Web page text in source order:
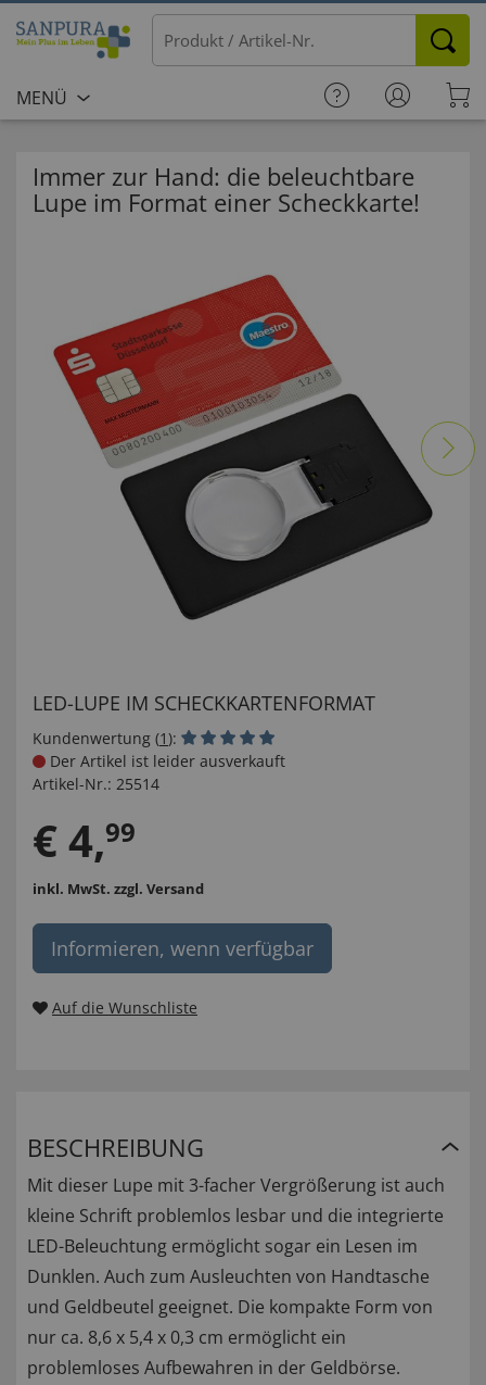
MENÜ
Immer zur Hand: die beleuchtbare
Lupe im Format einer Scheckkarte!
LED-LUPE IM SCHECKKARTENFORMAT
Kundenwertung (1):
Der Artikel ist leider ausverkauft
Artikel-Nr.: 25514
€4,99
inkl. MwSt. zzgl. Versand
Informieren, wenn verfügbar
Auf die Wunschliste
BESCHREIBUNG
Mit dieser Lupe mit 3-facher Vergrößerung ist auch
kleine Schrift problemlos lesbar und die integrierte
LED-Beleuchtung ermöglicht sogar ein Lesen im
Dunklen. Auch zum Ausleuchten von Handtasche
und Geldbeutel geeignet. Die kompakte Form von
nur ca. 8,6 x 5,4 x 0,3 cm ermöglicht ein
problemloses Aufbewahren in der Geldbörse.